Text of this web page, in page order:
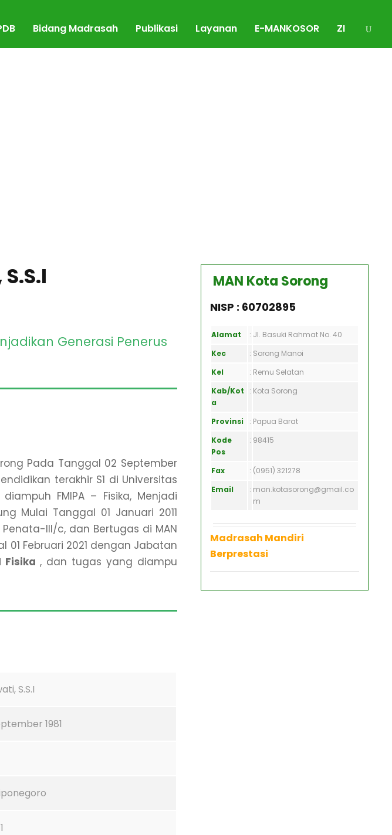
Bidang Madrasah Publikasi Layanan E-MANKOSOR ZI
Generasi Penerus
Pada Tanggal 02 September
terakhir S1 di Universitas
FMIPA – Fisika, Menjadi
Mulai Tanggal 01 Januari 2011
III/c, dan Bertugas di MAN
01 Februari 2021 dengan Jabatan
Fisika , dan tugas yang diampu
S.S.I
1981
MAN Kota Sorong
NISP : 60702895
Alamat : Jl. Basuki Rahmat No. 40
Kec
: Sorong Manoi
Kel
: Remu Selatan
Kab/Kot
a
: Kota Sorong
Provinsi : Papua Barat
Kode
Pos
: 98415
Fax : (0951) 321278
Email
: man.kotasorong@gmail.co
m
Madrasah Mandiri
Berprestasi